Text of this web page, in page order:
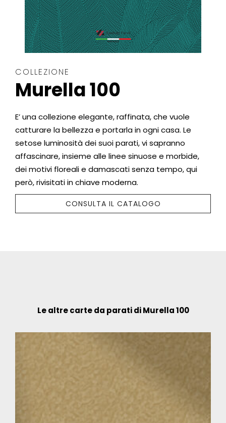
COLLEZIONE
Murella 100
E’ una collezione elegante, raffinata, che vuole
catturare la bellezza e portarla in ogni casa. Le
setose luminosità dei suoi parati, vi sapranno
affascinare, insieme alle linee sinuose e morbide,
dei motivi floreali e damascati senza tempo, qui
però, rivisitati in chiave moderna.
CONSULTA IL CATALOGO
Le altre carte da parati di Murella 100